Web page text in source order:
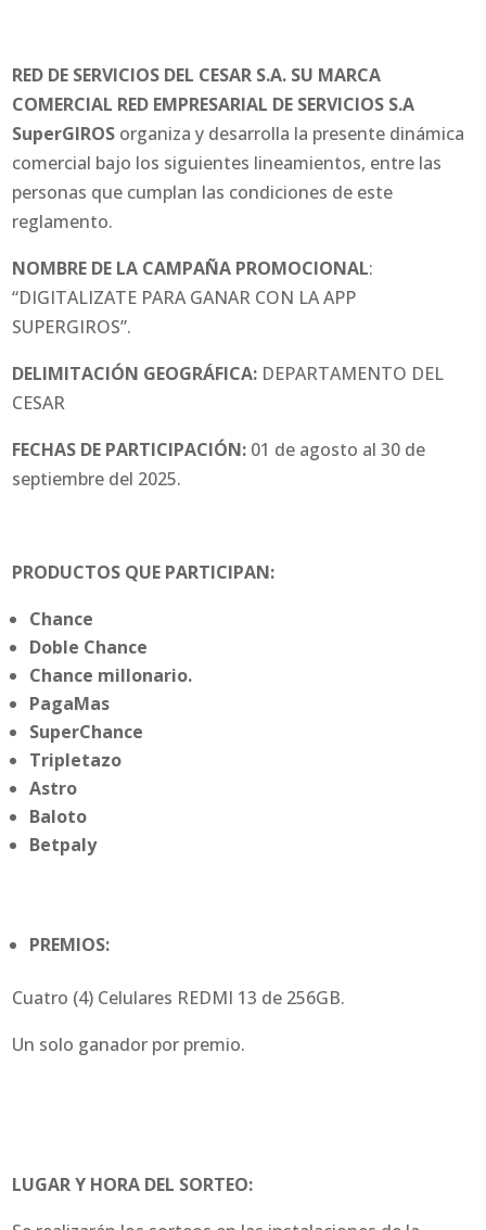
RED DE SERVICIOS DEL CESAR S.A. SU MARCA
COMERCIAL RED EMPRESARIAL DE SERVICIOS S.A
SuperGIROS organiza y desarrolla la presente dinámica
comercial bajo los siguientes lineamientos, entre las
personas que cumplan las condiciones de este
reglamento.
NOMBRE DE LA CAMPAÑA PROMOCIONAL:
“DIGITALIZATE PARA GANAR CON LA APP
SUPERGIROS”.
DELIMITACIÓN GEOGRÁFICA: DEPARTAMENTO DEL
CESAR
FECHAS DE PARTICIPACIÓN: 01 de agosto al 30 de
septiembre del 2025.
PRODUCTOS QUE PARTICIPAN:
Chance
Doble Chance
Chance millonario.
PagaMas
SuperChance
Tripletazo
Astro
Baloto
Betpaly
PREMIOS:
Cuatro (4) Celulares REDMI 13 de 256GB.
Un solo ganador por premio.
LUGAR Y HORA DEL SORTEO: